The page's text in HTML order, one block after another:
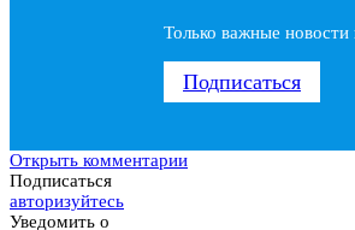
Только важные
Подписаться
Открыть комментарии
Подписаться
авторизуйтесь
Уведомить о